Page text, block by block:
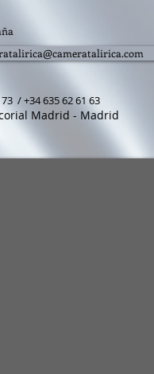
/ +34 635 62 61 63
Madrid - Madrid